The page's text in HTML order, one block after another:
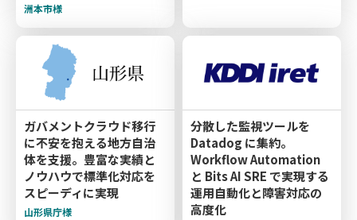
洲本市様
ガバメントクラウド移行
に不安を抱える地方自治
体を支援。豊富な実績と
ノウハウで標準化対応を
スピーディに実現
山形県庁様
分散した監視ツールを
Datadog に集約。
Workflow Automation
と Bits AI SRE で実現する
運用自動化と障害対応の
高度化